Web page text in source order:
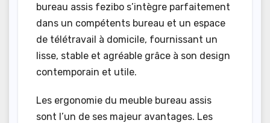
bureau assis fezibo s’intègre parfaitement
dans un compétents bureau et un espace
de télétravail à domicile, fournissant un
lisse, stable et agréable grâce à son design
contemporain et utile.
Les ergonomie du meuble bureau assis
sont l’un de ses majeur avantages. Les